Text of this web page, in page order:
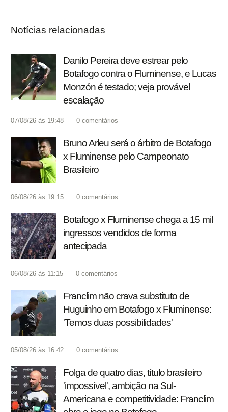
Notícias relacionadas
Danilo Pereira deve estrear pelo
Botafogo contra o Fluminense, e Lucas
Monzón é testado; veja provável
escalação
07/08/26 às 19:48 0 comentários
Bruno Arleu será o árbitro de Botafogo
x Fluminense pelo Campeonato
Brasileiro
06/08/26 às 19:15 0 comentários
Botafogo x Fluminense chega a 15 mil
ingressos vendidos de forma
antecipada
06/08/26 às 11:15 0 comentários
Franclim não crava substituto de
Huguinho em Botafogo x Fluminense:
'Temos duas possibilidades'
05/08/26 às 16:42 0 comentários
Folga de quatro dias, título brasileiro
'impossível', ambição na Sul-
Americana e competitividade: Franclim